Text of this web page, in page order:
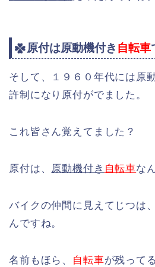
原付は原動機付き 自転車
そして、１９６０年代には原
許制になり原付がでました。
これ皆さん覚えてました？
原付は、 原動機付き 自転車な
バイクの仲間に見えてじつは
んですね。
名前もほら、 自転車が残ってる